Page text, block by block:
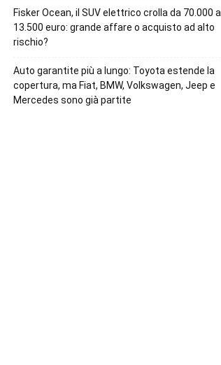
Fisker Ocean, il SUV elettrico crolla da 70.000 a
13.500 euro: grande affare o acquisto ad alto
rischio?
Auto garantite più a lungo: Toyota estende la
copertura, ma Fiat, BMW, Volkswagen, Jeep e
Mercedes sono già partite